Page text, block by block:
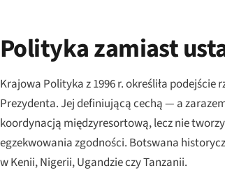
Polityka zamiast
Krajowa Polityka z 1996 r. określiła
Prezydenta. Jej definiującą cechą — a
koordynacją międzyresortową, lecz nie
egzekwowania zgodności. Botswana
w Kenii, Nigerii, Ugandzie czy Tanzanii.